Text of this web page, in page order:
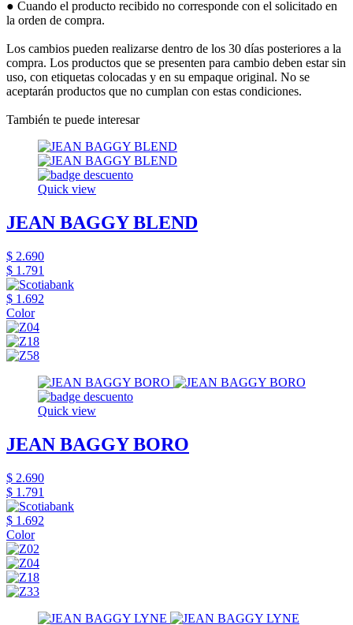
● Cuando el producto recibido no corresponde con el solicitado en
la orden de compra.
Los cambios pueden realizarse dentro de los 30 días posteriores a la
compra. Los productos que se presenten para cambio deben estar sin
uso, con etiquetas colocadas y en su empaque original. No se
aceptarán productos que no cumplan con estas condiciones.
También te puede interesar
Quick view
JEAN BAGGY BLEND
$ 2.690
$ 1.791
$ 1.692
Color
Quick view
JEAN BAGGY BORO
$ 2.690
$ 1.791
$ 1.692
Color